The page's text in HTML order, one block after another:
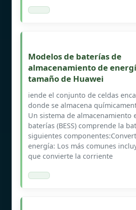
Modelos de baterías de
almacenamiento de
tamaño de Huawei
iende el conjunto de celdas
donde se almacena
Un sistema de almacenamiento
baterías (BESS) comprende la
siguientes
energía: Los más comunes
que convierte la corriente